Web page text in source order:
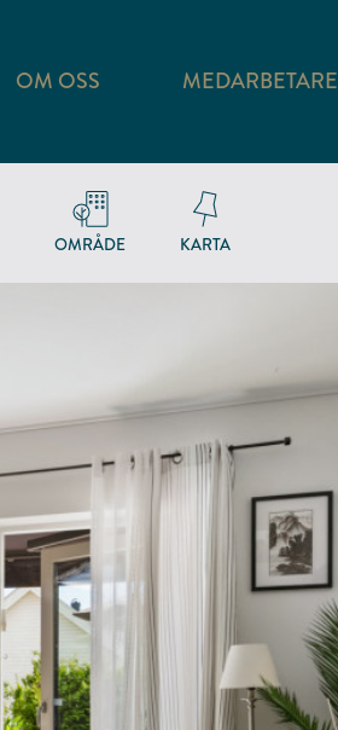
OM OSS MEDARBETARE
OMRÅDE KARTA